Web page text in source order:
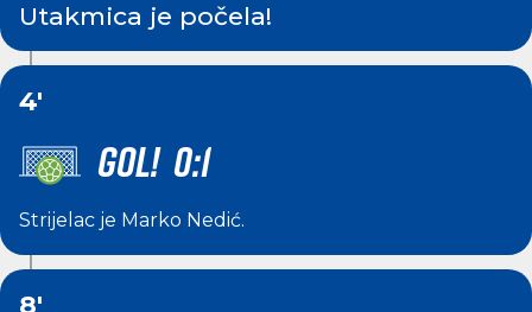
Utakmica je počela!
4'
GOL! 0:1
Strijelac je Marko Nedić.
8'